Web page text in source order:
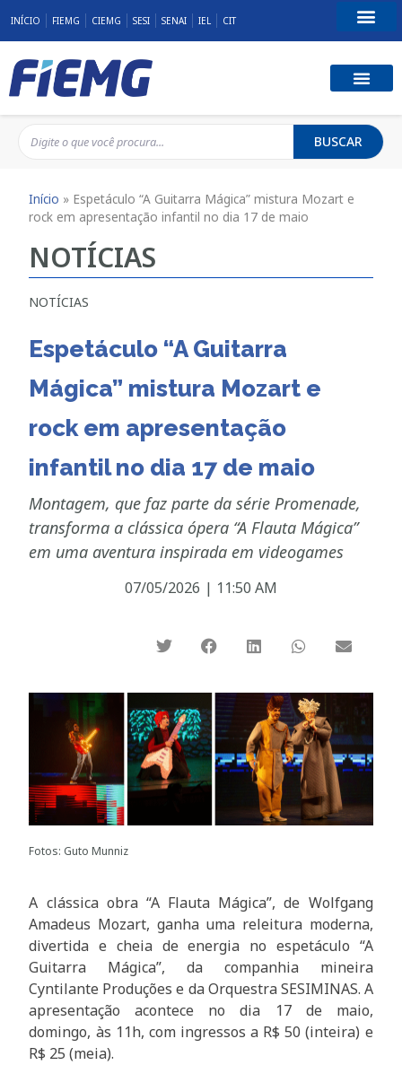
INÍCIO FIEMG CIEMG SESI SENAI IEL CIT
BUSCAR
Início » Espetáculo “A Guitarra Mágica” mistura Mozart e
rock em apresentação infantil no dia 17 de maio
NOTÍCIAS
NOTÍCIAS
Espetáculo “A Guitarra
Mágica” mistura Mozart e
rock em apresentação
infantil no dia 17 de maio
Montagem, que faz parte da série Promenade,
transforma a clássica ópera “A Flauta Mágica”
em uma aventura inspirada em videogames
07/05/2026 | 11:50 AM
Fotos: Guto Munniz
A clássica obra “A Flauta Mágica”, de Wolfgang
Amadeus Mozart, ganha uma releitura moderna,
divertida e cheia de energia no espetáculo “A
Guitarra Mágica”, da companhia mineira
Cyntilante Produções e da Orquestra SESIMINAS. A
apresentação acontece no dia 17 de maio,
domingo, às 11h, com ingressos a R$ 50 (inteira) e
R$ 25 (meia).